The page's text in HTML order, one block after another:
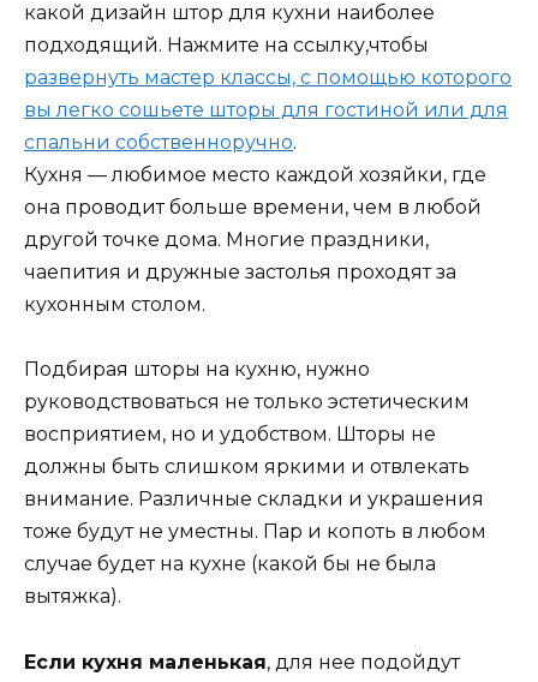
какой дизайн штор для кухни наиболее
подходящий. Нажмите на ссылку,чтобы
развернуть мастер классы, с помощью которого
вы легко сошьете шторы для гостиной или для
спальни собственноручно.
Кухня — любимое место каждой хозяйки, где
она проводит больше времени, чем в любой
другой точке дома. Многие праздники,
чаепития и дружные застолья проходят за
кухонным столом.
Подбирая шторы на кухню, нужно
руководствоваться не только эстетическим
восприятием, но и удобством. Шторы не
должны быть слишком яркими и отвлекать
внимание. Различные складки и украшения
тоже будут не уместны. Пар и копоть в любом
случае будет на кухне (какой бы не была
вытяжка).
Если кухня маленькая, для нее подойдут